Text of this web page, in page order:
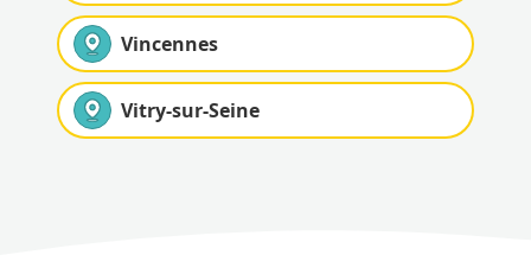
Vincennes
Vitry-sur-Seine